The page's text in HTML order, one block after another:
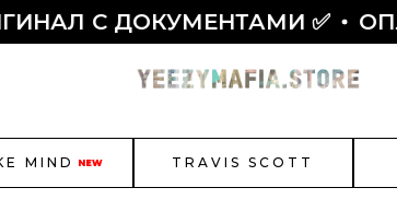
С ДОКУМЕНТАМИ ✅
TRAVIS SCOTT
MIND NEW